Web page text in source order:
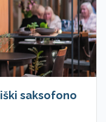
saksofono